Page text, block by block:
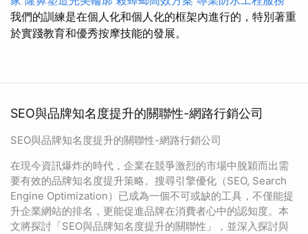
我們的訓練是在個人化和個人化的框架內進行的，特別著重
於實踐教育和優秀按摩技能的發展。
SEO與品牌知名度提升的關聯性-網路行銷公司
SEO與品牌知名度提升的關聯性-網路行銷公司
在現今資訊爆炸的時代，企業在競爭激烈的市場中脫穎而出需
要有效的品牌知名度提升策略。搜尋引擎優化（SEO, Search
Engine Optimization）已成為一個不可或缺的工具，不僅能提
升企業網站的排名，更能促進品牌在消費者心中的認知度。本
文將探討「SEO與品牌知名度提升的關聯性」，並深入探討與